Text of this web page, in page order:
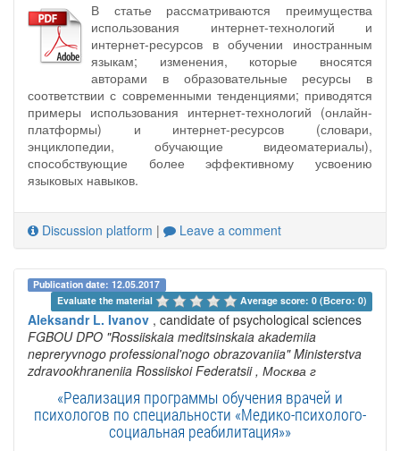
В статье рассматриваются преимущества
использования интернет-технологий и
интернет-ресурсов в обучении иностранным
языкам; изменения, которые вносятся
авторами в образовательные ресурсы в
соответствии с современными тенденциями; приводятся
примеры использования интернет-технологий (онлайн-
платформы) и интернет-ресурсов (словари,
энциклопедии, обучающие видеоматериалы),
способствующие более эффективному усвоению
языковых навыков.
Discussion platform | Leave a comment
Publication date: 12.05.2017
Evaluate the material
Average score: 0 (Всего: 0)
Aleksandr L. Ivanov , candidate of psychological sciences
FGBOU DPO "Rossiiskaia meditsinskaia akademiia
nepreryvnogo professional'nogo obrazovaniia" Ministerstva
zdravookhraneniia Rossiiskoi Federatsii , Москва г
«Реализация программы обучения врачей и
психологов по специальности «Медико-психолого-
социальная реабилитация»»